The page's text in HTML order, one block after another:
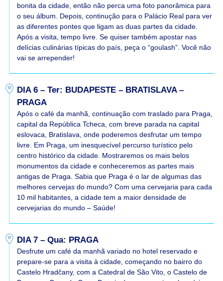
bonita da cidade, então não perca uma foto panorâmica para
o seu álbum. Depois, continução para o Palácio Real para ver
as diferentes pontes que ligam as duas partes da cidade.
Após a visita, tempo livre. Se quiser também apostar nas
delícias culinárias típicas do país, peça o “goulash”. Você não
vai se arrepender!
DIA 6 – Ter: BUDAPESTE – BRATISLAVA –
PRAGA
Após o café da manhã, continuação com traslado para Praga,
capital da República Tcheca, com breve parada na capital
eslovaca, Bratislava, onde poderemos desfrutar um tempo
livre. Em Praga, um inesquecível percurso turístico pelo
centro histórico da cidade. Mostraremos os mais belos
monumentos da cidade e conheceremos as partes mais
antigas de Praga. Sabia que Praga é o lar de algumas das
melhores cervejas do mundo? Com uma cervejaria para cada
10 mil habitantes, a cidade tem a maior densidade de
cervejarias do mundo – Saúde!
DIA 7 – Qua: PRAGA
Desfrute um café da manhã variado no hotel reservado e
prepare-se para a visita à cidade, começando no bairro do
Castelo Hradčany, com a Catedral de São Vito, o Castelo de